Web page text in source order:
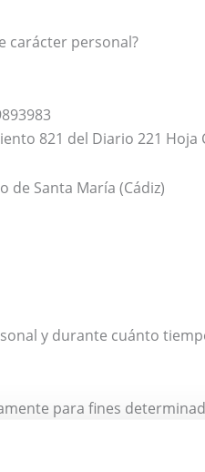
carácter personal?
821 del Diario 221 Hoja
de Santa María (Cádiz)
y durante cuánto
para fines